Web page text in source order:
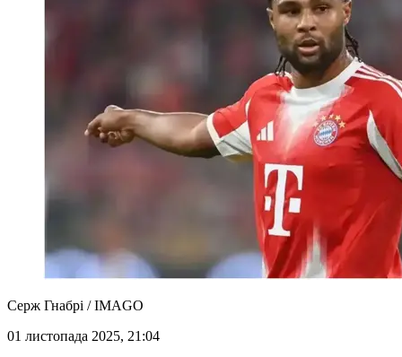
Серж Гнабрі / IMAGO
01 листопада 2025, 21:04